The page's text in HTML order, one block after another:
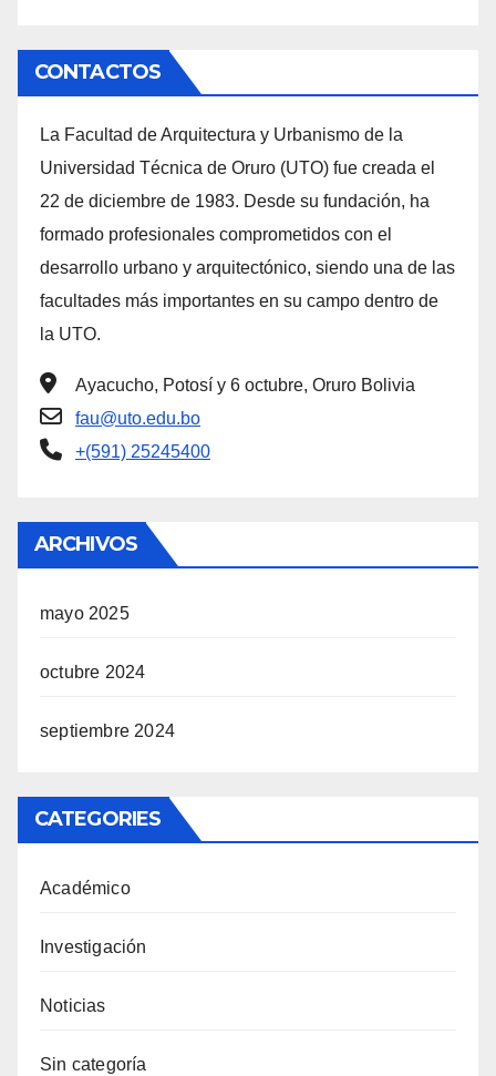
CONTACTOS
La Facultad de Arquitectura y Urbanismo de la
Universidad Técnica de Oruro (UTO) fue creada el
22 de diciembre de 1983. Desde su fundación, ha
formado profesionales comprometidos con el
desarrollo urbano y arquitectónico, siendo una de las
facultades más importantes en su campo dentro de
la UTO.
Ayacucho, Potosí y 6 octubre, Oruro Bolivia
fau@uto.edu.bo
+(591) 25245400
ARCHIVOS
mayo 2025
octubre 2024
septiembre 2024
CATEGORIES
Académico
Investigación
Noticias
Sin categoría